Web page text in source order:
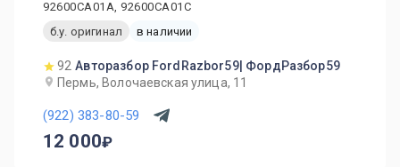
92600CA01A, 92600CA01C
б.у. оригинал
в наличии
92 Авторазбор FordRazbor59| ФордРазбор59
Пермь, Волочаевская улица, 11
(922) 383-80-59
12 000